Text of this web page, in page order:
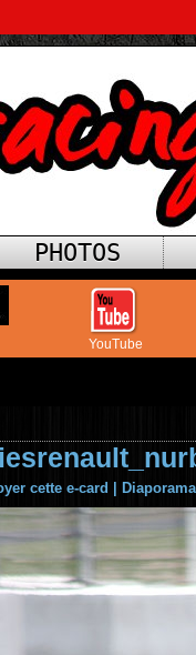
PHOTOS
YouTube
cette e-card Diaporama